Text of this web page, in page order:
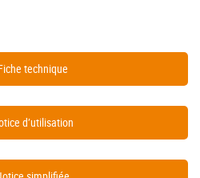
technique
d’utilisation